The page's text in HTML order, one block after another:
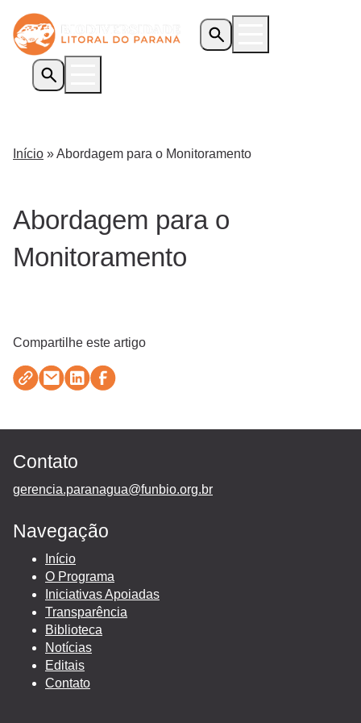
Iniciativas Apoiadas
Biblioteca
Editais
Início »Abordagem para o Monitoramento
Abordagem para o
Monitoramento
Compartilhe este artigo
Contato
gerencia.paranagua@funbio.org.br
Navegação
Início
O Programa
Iniciativas Apoiadas
Transparência
Biblioteca
Notícias
Editais
Contato